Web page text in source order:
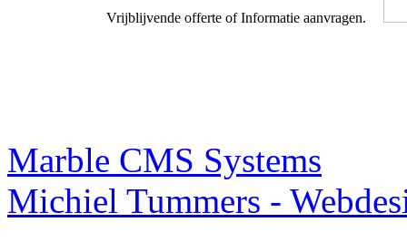
Vrijblijvende offerte of Informatie aanvragen.
Marble CMS Systems
Michiel Tummers -